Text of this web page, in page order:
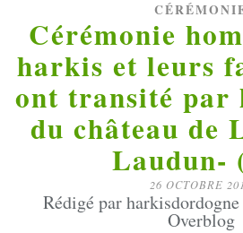
Cérémonie
harkis et leurs
ont transité par
du château de
Laudun-
26 OCTOBRE
Rédigé par
Overblog